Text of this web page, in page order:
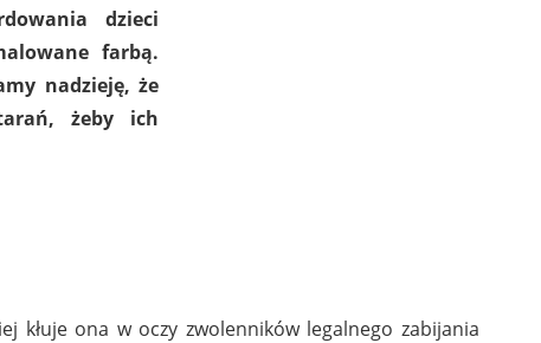
dzieci
farbą.
nadzieję, że
żeby ich
kłuje ona w oczy zwolenników legalnego zabijania